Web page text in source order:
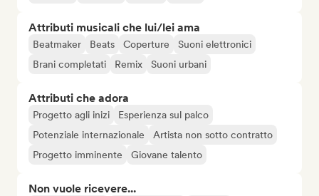
Attributi musicali che lui/lei ama
Beatmaker Beats Coperture
Suoni elettronici
Brani completati
Remix Suoni urbani
Attributi che adora
Progetto agli inizi
Esperienza sul palco
Potenziale internazionale
Artista non sotto contratto
Progetto imminente
Giovane talento
Non vuole ricevere...